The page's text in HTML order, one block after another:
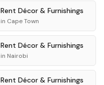
Rent Décor & Furnishings
in Cape Town
Rent Décor & Furnishings
in Nairobi
Rent Décor & Furnishings